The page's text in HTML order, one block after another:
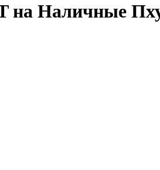
на Наличные